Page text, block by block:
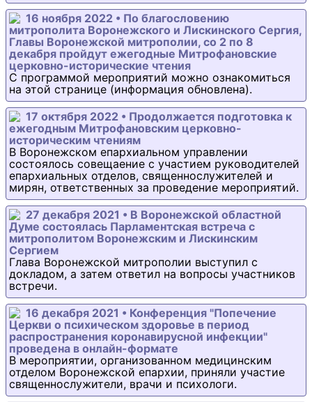
16 ноября 2022 • По благословению
митрополита Воронежского и Лискинского Сергия,
Главы Воронежской митрополии, со 2 по 8
декабря пройдут ежегодные Митрофановские
церковно-исторические чтения
С программой мероприятий можно ознакомиться
на этой странице (информация обновлена).
17 октября 2022 • Продолжается подготовка к
ежегодным Митрофановским церковно-
историческим чтениям
В Воронежском епархиальном управлении
состоялось совещаение с участием руководителей
епархиальных отделов, священнослужителей и
мирян, ответственных за проведение мероприятий.
27 декабря 2021 • В Воронежской областной
Думе состоялась Парламентская встреча с
митрополитом Воронежским и Лискинским
Сергием
Глава Воронежской митрополии выступил с
докладом, а затем ответил на вопросы участников
встречи.
16 декабря 2021 • Конференция "Попечение
Церкви о психическом здоровье в период
распространения коронавирусной инфекции"
проведена в онлайн-формате
В мероприятии, организованном медицинским
отделом Воронежской епархии, приняли участие
священнослужители, врачи и психологи.